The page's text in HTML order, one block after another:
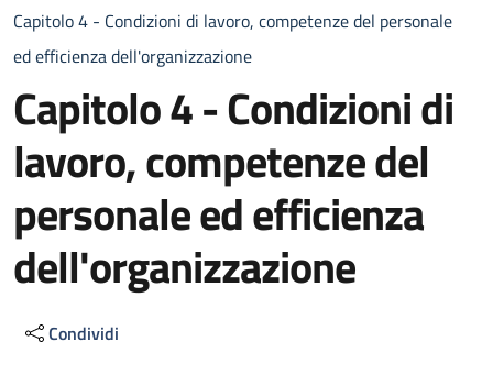
Capitolo 4 - Condizioni di lavoro, competenze del personale
ed efficienza dell'organizzazione
Capitolo 4 - Condizioni di
lavoro, competenze del
personale ed efficienza
dell'organizzazione
Condividi